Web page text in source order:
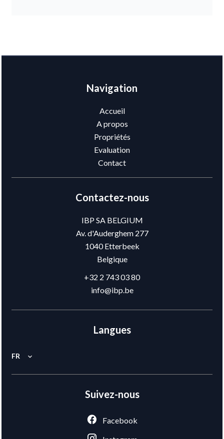
Navigation
Accueil
A propos
Propriétés
Evaluation
Contact
Contactez-nous
IBP SA BELGIUM
Av. d'Auderghem 277
1040Etterbeek
Belgique
+32 2 743 03 80
info@ibp.be
Langues
FR
Suivez-nous
Facebook